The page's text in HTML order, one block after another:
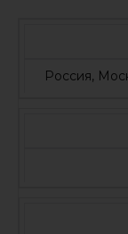
Россия,